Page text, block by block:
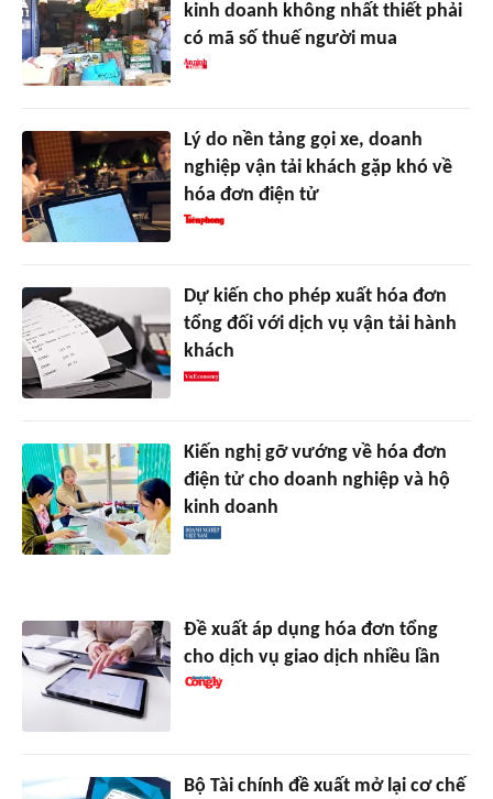
kinh doanh không nhất thiết phải
có mã số thuế người mua
Lý do nền tảng gọi xe, doanh
nghiệp vận tải khách gặp khó về
hóa đơn điện tử
Dự kiến cho phép xuất hóa đơn
tổng đối với dịch vụ vận tải hành
khách
Kiến nghị gỡ vướng về hóa đơn
điện tử cho doanh nghiệp và hộ
kinh doanh
Đề xuất áp dụng hóa đơn tổng
cho dịch vụ giao dịch nhiều lần
Bộ Tài chính đề xuất mở lại cơ chế